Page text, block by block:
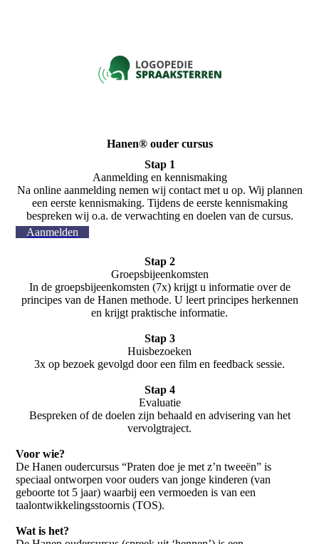
Hanen® ouder cursus
Stap 1
Aanmelding en kennismaking
Na online aanmelding nemen wij contact met u op. Wij plannen
een eerste kennismaking. Tijdens de eerste kennismaking
bespreken wij o.a. de verwachting en doelen van de cursus.
Aanmelden
Stap 2
Groepsbijeenkomsten
In de groepsbijeenkomsten (7x) krijgt u informatie over de
principes van de Hanen methode. U leert principes herkennen
en krijgt praktische informatie.
Stap 3
Huisbezoeken
3x op bezoek gevolgd door een film en feedback sessie.
Stap 4
Evaluatie
Bespreken of de doelen zijn behaald en advisering van het
vervolgtraject.
Voor wie?
De Hanen oudercursus “Praten doe je met z’n tweeën” is
speciaal ontworpen voor ouders van jonge kinderen (van
geboorte tot 5 jaar) waarbij een vermoeden is van een
taalontwikkelingsstoornis (TOS).
Wat is het?